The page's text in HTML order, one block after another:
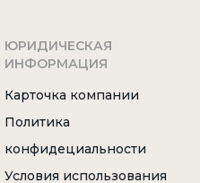
ЮРИДИЧЕСКАЯ
ИНФОРМАЦИЯ
Карточка компании
Политика
конфидециальности
Условия использования